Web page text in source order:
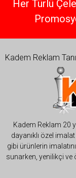
Her Türlü
Kadem Reklam
Kadem Reklam 20
dayanıklı özel
gibi ürünlerin
sunarken, yenilikçi ve